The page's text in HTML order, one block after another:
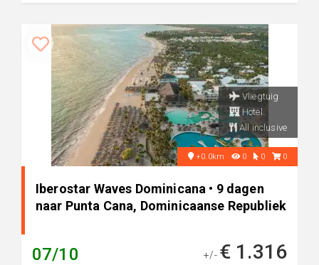
Vliegtuig
Hotel
All inclusive
+0.0km 0 0 0
Iberostar Waves Dominicana • 9 dagen
naar Punta Cana, Dominicaanse Republiek
07/10 +/- € 1.316